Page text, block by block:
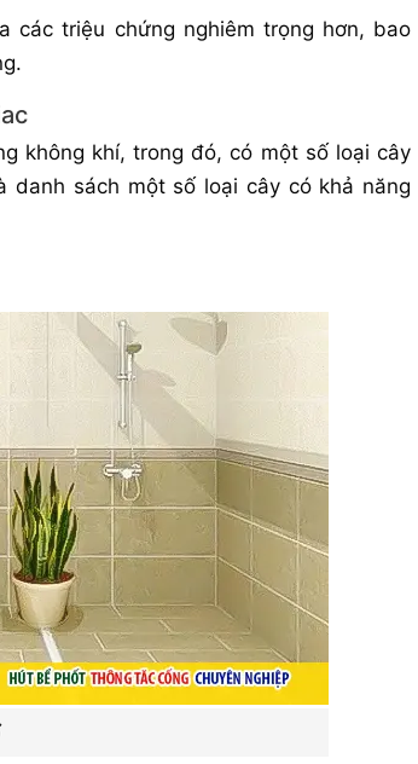
các triệu chứng nghiêm trọng hơn, bao
không khí, trong đó, có một số loại cây
danh sách một số loại cây có khả năng